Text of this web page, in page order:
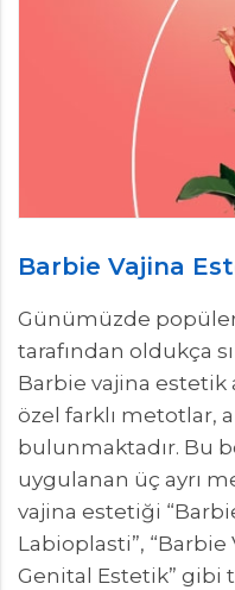
Barbie Vajina
Günümüzde
tarafından oldukça
Barbie vajina estetik
özel farklı metotlar,
bulunmaktadır. Bu
uygulanan üç ayrı
vajina estetiği
Labioplasti”, “Barbie
Genital Estetik” gibi